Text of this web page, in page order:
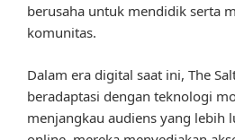
berusaha untuk mendidik serta
komunitas.
Dalam era digital saat ini, The
beradaptasi dengan teknologi
menjangkau audiens yang lebih